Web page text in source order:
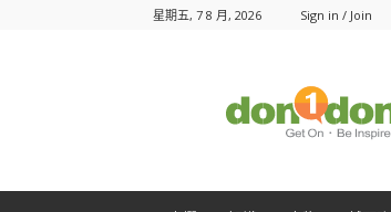
星期五, 7 8 月, 2026 Sign in / Join